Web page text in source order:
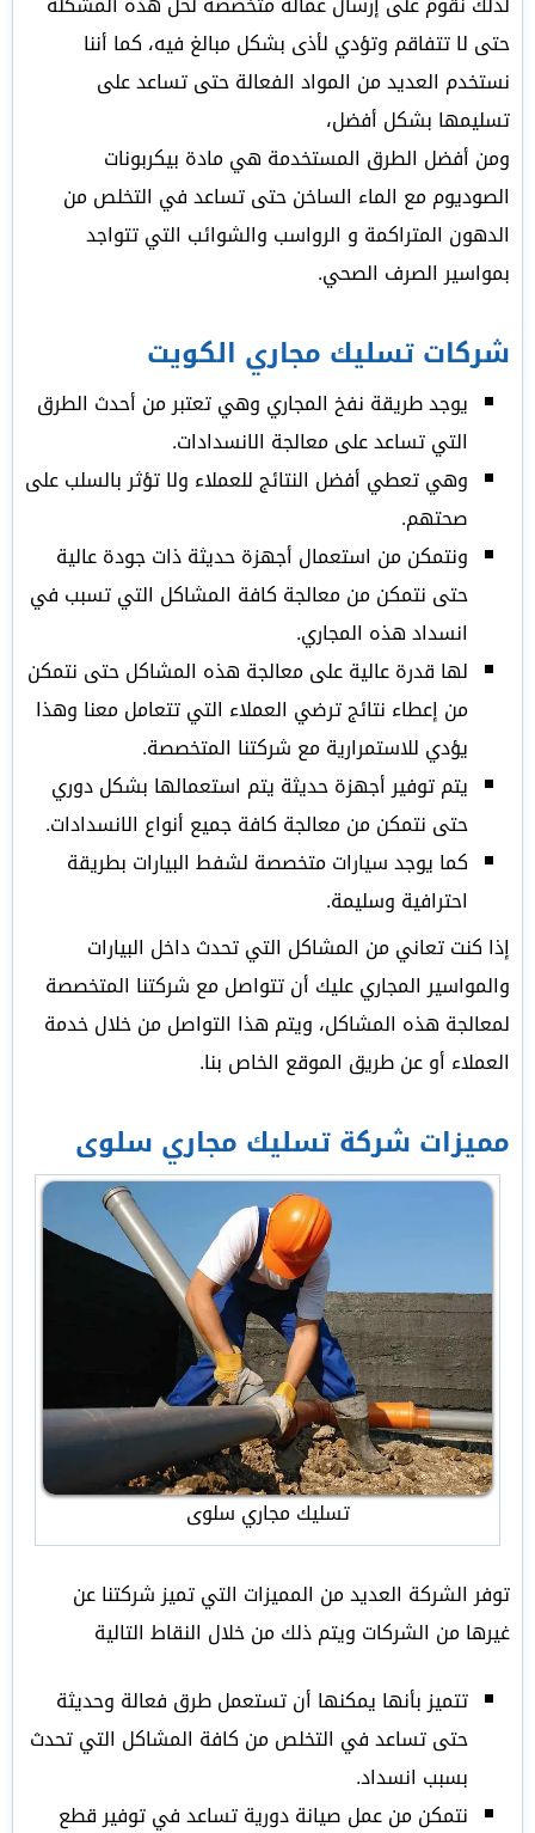
حتى لا تتفاقم وتؤدي لأذى بشكل مبالغ فيه، كما أننا
نستخدم العديد من المواد الفعالة حتى تساعد على
تسليمها بشكل أفضل،
ومن أفضل الطرق المستخدمة هي مادة بيكربونات
الصوديوم مع الماء الساخن حتى تساعد في التخلص من
الدهون المتراكمة و الرواسب والشوائب التي تتواجد
بمواسير الصرف الصحي.
شركات تسليك مجاري الكويت
يوجد طريقة نفخ المجاري وهي تعتبر من أحدث الطرق
التي تساعد على معالجة الانسدادات.
وهي تعطي أفضل النتائج للعملاء ولا تؤثر بالسلب على
صحتهم.
ونتمكن من استعمال أجهزة حديثة ذات جودة عالية
حتى نتمكن من معالجة كافة المشاكل التي تسبب في
انسداد هذه المجاري.
لها قدرة عالية على معالجة هذه المشاكل حتى نتمكن
من إعطاء نتائج ترضي العملاء التي تتعامل معنا وهذا
يؤدي للاستمرارية مع شركتنا المتخصصة.
يتم توفير أجهزة حديثة يتم استعمالها بشكل دوري
حتى نتمكن من معالجة كافة جميع أنواع الانسدادات.
كما يوجد سيارات متخصصة لشفط البيارات بطريقة
احترافية وسليمة.
إذا كنت تعاني من المشاكل التي تحدث داخل البيارات
والمواسير المجاري عليك أن تتواصل مع شركتنا المتخصصة
لمعالجة هذه المشاكل، ويتم هذا التواصل من خلال خدمة
العملاء أو عن طريق الموقع الخاص بنا.
مميزات شركة تسليك مجاري سلوى
تسليك مجاري سلوى
توفر الشركة العديد من المميزات التي تميز شركتنا عن
غيرها من الشركات ويتم ذلك من خلال النقاط التالية
تتميز بأنها يمكنها أن تستعمل طرق فعالة وحديثة
حتى تساعد في التخلص من كافة المشاكل التي تحدث
بسبب انسداد.
نتمكن من عمل صيانة دورية تساعد في توفير قطع